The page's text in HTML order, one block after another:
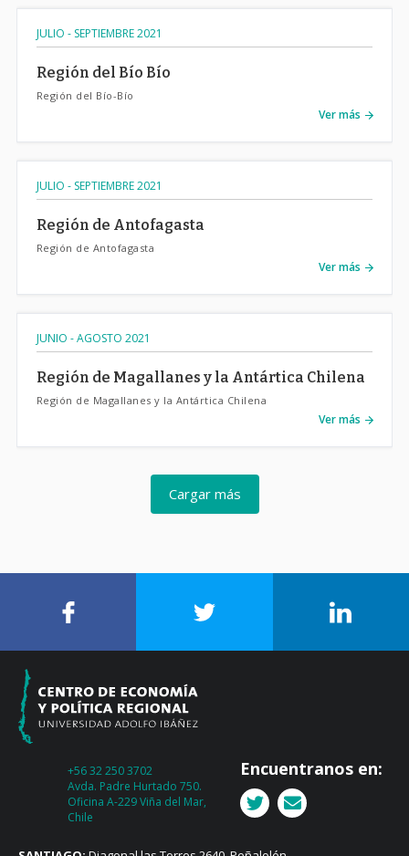
JULIO - SEPTIEMBRE 2021
Región del Bío Bío
Región del Bío-Bío
Ver más
JULIO - SEPTIEMBRE 2021
Región de Antofagasta
Región de Antofagasta
Ver más
JUNIO - AGOSTO 2021
Región de Magallanes y la Antártica Chilena
Región de Magallanes y la Antártica Chilena
Ver más
Cargar más
+56 32 250 3702
Avda. Padre Hurtado 750.
Oficina A-229 Viña del Mar,
Chile
Encuentranos en: